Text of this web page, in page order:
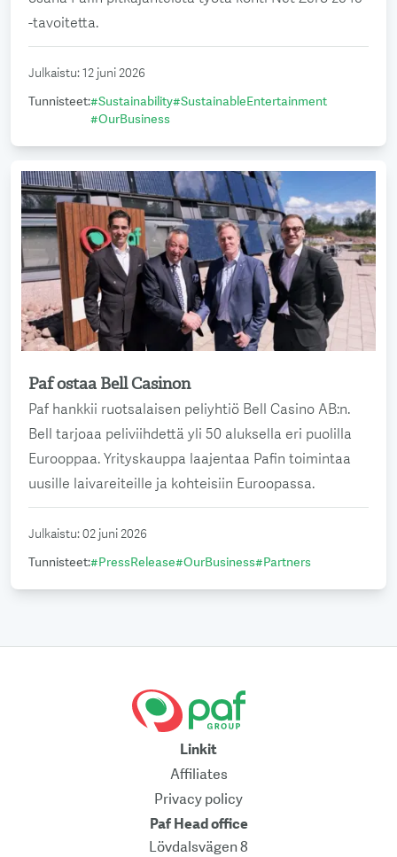
-tavoitetta.
Julkaistu:12 juni 2026
Tunnisteet:#Sustainability#SustainableEntertainment
#OurBusiness
Paf ostaa Bell Casinon
Paf hankkii ruotsalaisen peliyhtiö Bell Casino AB:n.
Bell tarjoaa peliviihdettä yli 50 aluksella eri puolilla
Eurooppaa. Yrityskauppa laajentaa Pafin toimintaa
uusille laivareiteille ja kohteisiin Euroopassa.
Lue lisää
Julkaistu:02 juni 2026
Tunnisteet:#PressRelease#OurBusiness#Partners
Linkit
Affiliates
Privacy policy
Paf Head office
Lövdalsvägen 8